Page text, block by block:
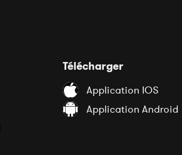
Télécharger
Application IOS
Application Android